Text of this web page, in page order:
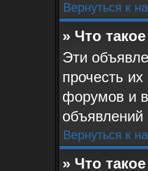
Вернуться к
» Что
Эти
прочесть
форумов и
Вернуться к
» Что